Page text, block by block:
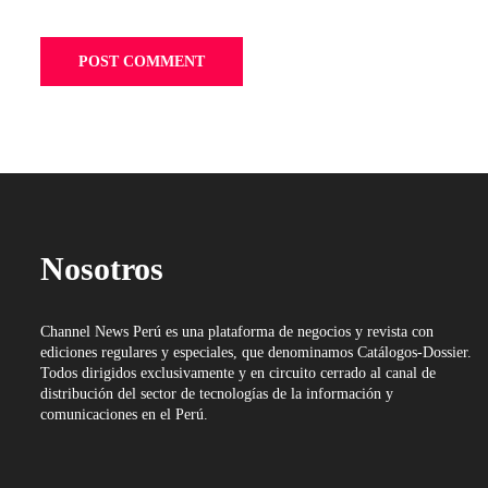
Nosotros
Channel News Perú es una plataforma de negocios y revista con
ediciones regulares y especiales, que denominamos Catálogos-Dossier.
Todos dirigidos exclusivamente y en circuito cerrado al canal de
distribución del sector de tecnologías de la información y
comunicaciones en el Perú.